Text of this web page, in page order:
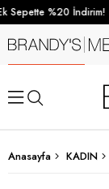
Sepette %20 İndirim!
Anasayfa KADIN